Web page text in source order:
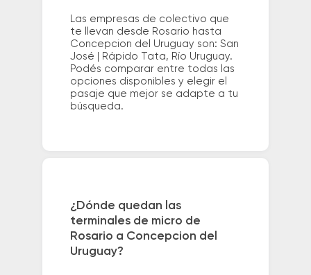
Las empresas de colectivo que
te llevan desde Rosario hasta
Concepcion del Uruguay son: San
José | Rápido Tata, Río Uruguay.
Podés comparar entre todas las
opciones disponibles y elegir el
pasaje que mejor se adapte a tu
búsqueda.
¿Dónde quedan las
terminales de micro de
Rosario a Concepcion del
Uruguay?